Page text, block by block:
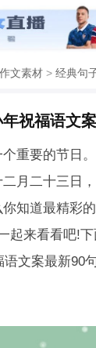
作文素材 > 经典句
祝福语文
重要的节日
月二十三日
知道最精彩
起来看看吧!
文案最新90